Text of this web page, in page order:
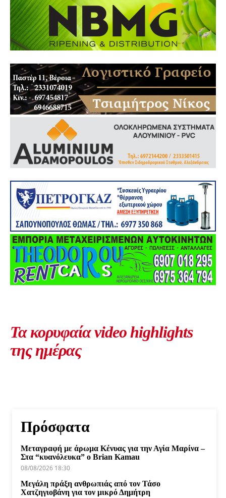
Τα κορυφαία video highlights
της ημέρας
Πρόσφατα
Μεταγραφή με άρωμα Κένυας για την Αγία Μαρίνα –
Στα “κυανόλευκα” ο Brian Kamau
08/08/2026 18:30
Μεγάλη πράξη ανθρωπιάς από τον Τάσο
Χατζηγιοβάνη για τον μικρό Δημήτρη